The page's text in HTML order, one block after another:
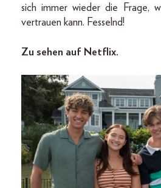
sich immer wieder die Frage,
vertrauen kann. Fesselnd!
Zu sehen auf Netflix.